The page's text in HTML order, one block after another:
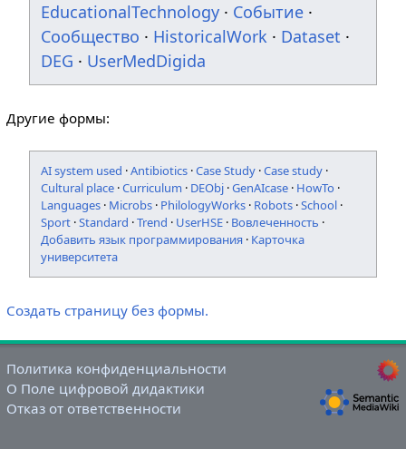
EducationalTechnology · Событие ·
Сообщество · HistoricalWork · Dataset ·
DEG · UserMedDigida
Другие формы:
AI system used ·Antibiotics ·Case Study ·Case study ·
Cultural place ·Curriculum · DEObj ·GenAIcase · HowTo ·
Languages · Microbs · PhilologyWorks · Robots ·School ·
Sport ·Standard ·Trend · UserHSE · Вовлеченность ·
Добавить язык программирования · Карточка
университета
Создать страницу без формы.
Политика конфиденциальности
О Поле цифровой дидактики
Отказ от ответственности